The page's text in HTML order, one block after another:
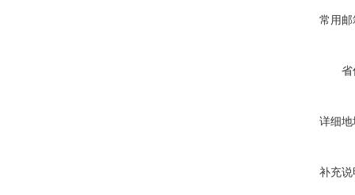
常用邮
省
详细地
补充说